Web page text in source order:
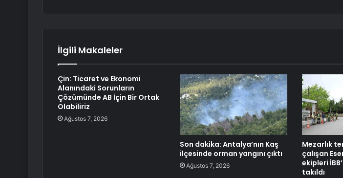
İlgili Makaleler
Çin: Ticaret ve Ekonomi
Alanındaki Sorunların
Çözümünde AB İçin Bir Ortak
Olabiliriz
Ağustos 7, 2026
Son dakika: Antalya’nın Kaş
ilçesinde orman yangını çıktı
Ağustos 7, 2026
Mezarlık
çalışan
ekipleri
takıldı